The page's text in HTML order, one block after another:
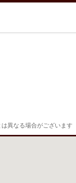
異なる場合がございます